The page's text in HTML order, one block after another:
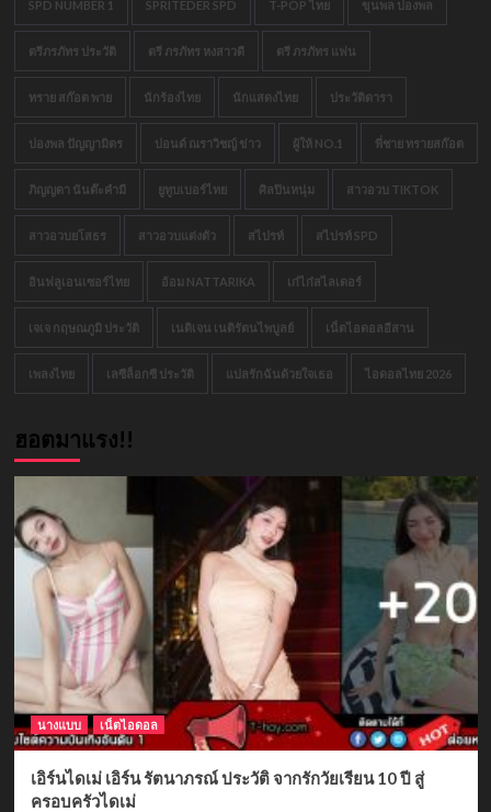
SPD NUMBER 1 SPRITEDER SPD T-POP ไทย ขุนพล ปองพล
ตรีภรภัทร ประวัติ ตรี ภรภัทร หงสาวดี ตรี ภรภัทร แฟน
ทราย สก๊อต พาย นักร้องไทย นักแสดงไทย ประวัติดารา
ปองพล ปัญญามิตร ปอนด์ ณราวิชญ์ ข่าว ผู้ให้ NO.1 พี่ชาย ทรายสก๊อต
ภิญญดา นันต๊ะคำมี ยูทูบเบอร์ไทย ศิลปินหนุ่ม สาวอวบ TIKTOK
สาวอวบยโสธร สาวอวบแต่งตัว สไปรท์ สไปรท์ SPD
อินฟลูเอนเซอร์ไทย อ้อม NATTARIKA เก๋ไก๋สไลเดอร์
เจเจ กฤษณภูมิ ประวัติ เนติเจน เนติรัตนไพบูลย์ เน็ตไอดอลอีสาน
เพลงไทย เลซีล็อกซี ประวัติ แปลรักฉันด้วยใจเธอ ไอดอลไทย 2026
ฮอตมาแรง!!
นางแบบ เน็ตไอดอล
เอิร์นไดเม่ เอิร์น รัตนาภรณ์ ประวัติ จากรักวัยเรียน 10 ปี สู่
ครอบครัวไดเม่